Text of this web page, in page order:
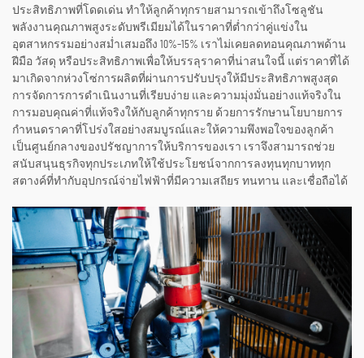
ประสิทธิภาพที่โดดเด่น ทำให้ลูกค้าทุกรายสามารถเข้าถึงโซลูชัน
พลังงานคุณภาพสูงระดับพรีเมียมได้ในราคาที่ต่ำกว่าคู่แข่งใน
อุตสาหกรรมอย่างสม่ำเสมอถึง 10%–15% เราไม่เคยลดทอนคุณภาพด้าน
ฝีมือ วัสดุ หรือประสิทธิภาพเพื่อให้บรรลุราคาที่น่าสนใจนี้ แต่ราคาที่ได้
มาเกิดจากห่วงโซ่การผลิตที่ผ่านการปรับปรุงให้มีประสิทธิภาพสูงสุด
การจัดการการดำเนินงานที่เรียบง่าย และความมุ่งมั่นอย่างแท้จริงใน
การมอบคุณค่าที่แท้จริงให้กับลูกค้าทุกราย ด้วยการรักษานโยบายการ
กำหนดราคาที่โปร่งใสอย่างสมบูรณ์และให้ความพึงพอใจของลูกค้า
เป็นศูนย์กลางของปรัชญาการให้บริการของเรา เราจึงสามารถช่วย
สนับสนุนธุรกิจทุกประเภทให้ใช้ประโยชน์จากการลงทุนทุกบาททุก
สตางค์ที่ทำกับอุปกรณ์จ่ายไฟฟ้าที่มีความเสถียร ทนทาน และเชื่อถือได้